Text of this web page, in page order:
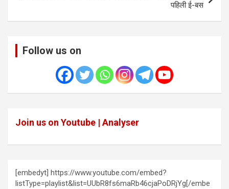
पहिली ई-बस
Follow us on
Join us on Youtube | Analyser
[embedyt] https://www.youtube.com/embed?
listType=playlist&list=UUbR8fs6maRb46cjaPoDRjYg[/embe